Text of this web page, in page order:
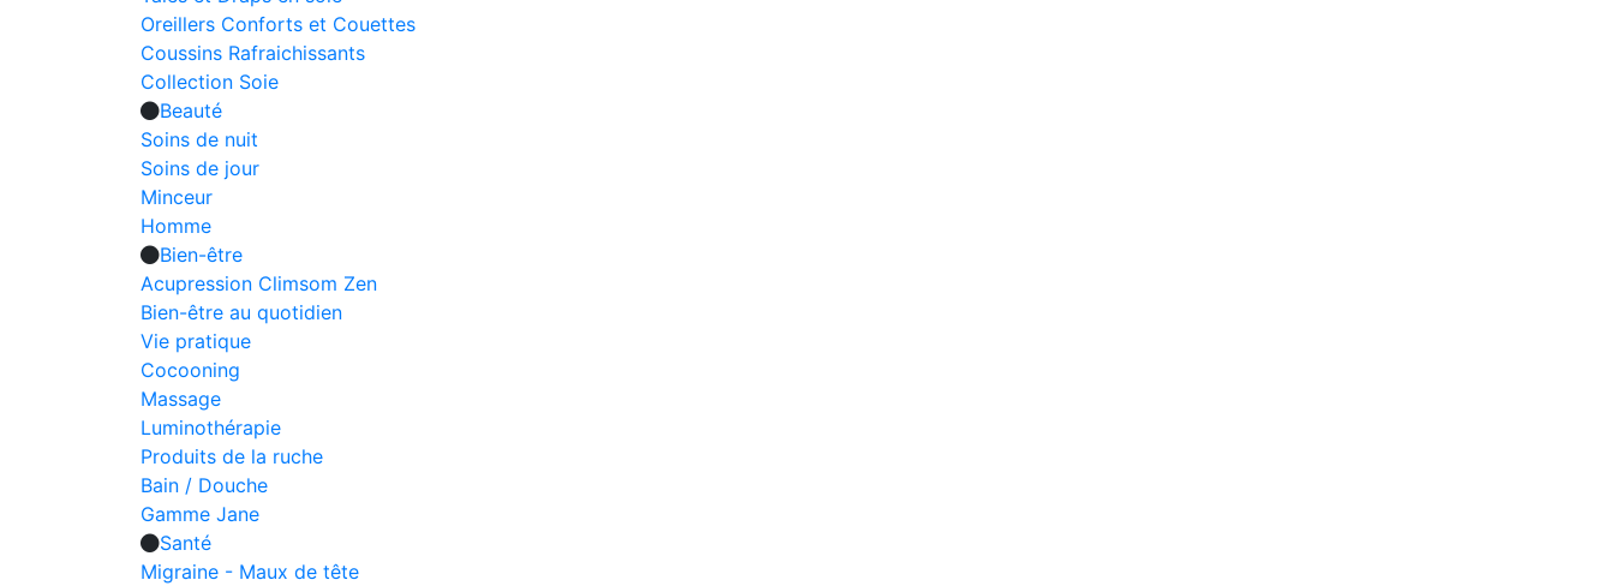
Oreillers Conforts et Couettes
Coussins Rafraichissants
Collection Soie
Beauté
Soins de nuit
Soins de jour
Minceur
Homme
Bien-être
Acupression Climsom Zen
Bien-être au quotidien
Vie pratique
Cocooning
Massage
Luminothérapie
Produits de la ruche
Bain / Douche
Gamme Jane
Santé
Migraine - Maux de tête